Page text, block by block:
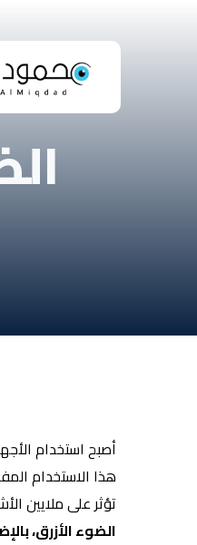
أصبح استخدام
هذا الاستخدام
تؤثر على ملايين
الضوء الأزرق،